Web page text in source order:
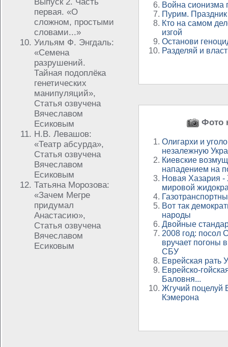
первая. «О
сложном, простыми
словами...»
Уильям Ф. Энгдаль:
«Семена
разрушений.
Тайная подоплёка
генетических
манипуляций»,
Статья озвучена
Вячеславом
Есиковым
Н.В. Левашов:
«Театр абсурда»,
Статья озвучена
Вячеславом
Есиковым
Татьяна Морозова:
«Зачем Мегре
придумал
Анастасию»,
Статья озвучена
Вячеславом
Есиковым
Война сионизма
Пурим.
Кто на самом
изгой
Останови
Разделяй и
Фото
Олигархи и
незалежную
Киевские
нападением на
Новая Хазария
мировой
Вот так
народы
Двойные
2008 год: посол
вручает погоны
СБУ
Еврейская рать
Еврейско-
Баловня...
Жгучий поцелуй
Кэмерона